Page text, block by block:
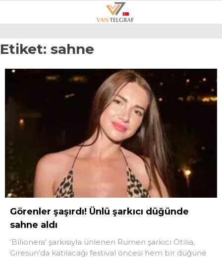
22.4°
3.SAYFA
EKONOMI
MAGAZIN
POLITIKA
DÜNYA
Etiket: sahne
Görenler şaşırdı! Ünlü şarkıcı düğünde
sahne aldı
‘Bilionera’ şarkısıyla ünlenen Rumen şarkıcı Otilia,
Giresun’da katılacağı festival öncesi hem bir düğüne